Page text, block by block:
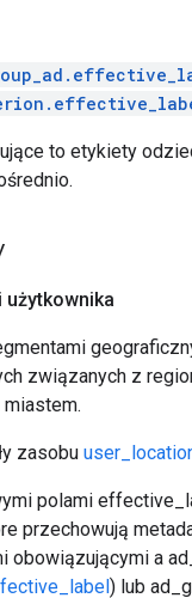
to etykiety
związanych z
zasobu
polami
przechowują
obowiązującymi a
) lub